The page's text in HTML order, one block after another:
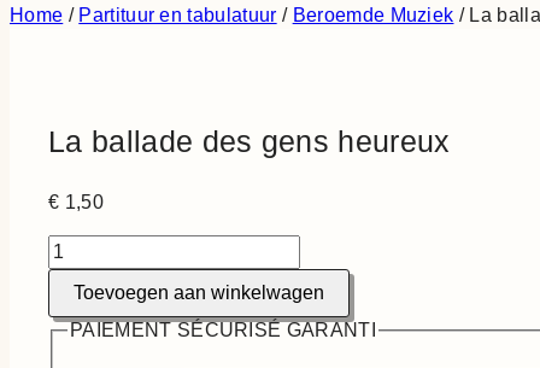
Home / Partituur en tabulatuur / Beroemde Muziek / La
La ballade des gens heureux
€ 1,50
La
ballade
des
gens
Toevoegen aan winkelwagen
PAIEMENT SÉCURISÉ GARANTI